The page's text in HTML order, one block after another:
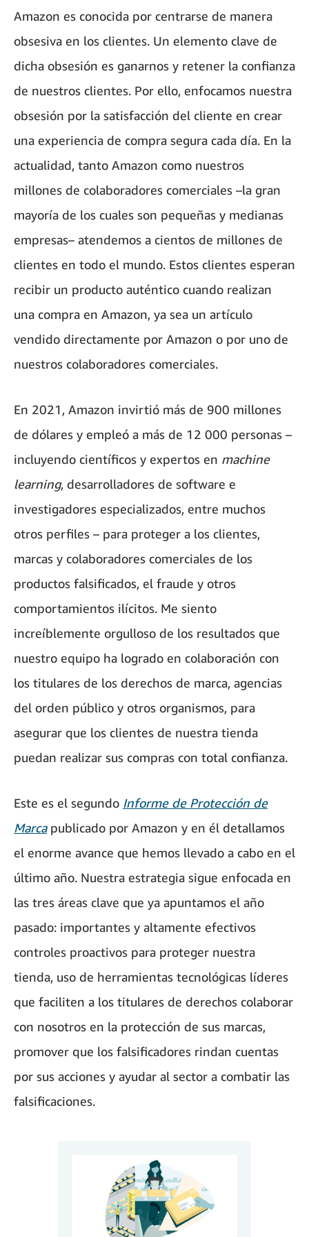
Amazon es conocida por centrarse de manera
obsesiva en los clientes. Un elemento clave de
dicha obsesión es ganarnos y retener la confianza
de nuestros clientes. Por ello, enfocamos nuestra
obsesión por la satisfacción del cliente en crear
una experiencia de compra segura cada día. En la
actualidad, tanto Amazon como nuestros
millones de colaboradores comerciales –la gran
mayoría de los cuales son pequeñas y medianas
empresas– atendemos a cientos de millones de
clientes en todo el mundo. Estos clientes esperan
recibir un producto auténtico cuando realizan
una compra en Amazon, ya sea un artículo
vendido directamente por Amazon o por uno de
nuestros colaboradores comerciales.
En 2021, Amazon invirtió más de 900 millones
de dólares y empleó a más de 12 000 personas –
incluyendo científicos y expertos en machine
learning, desarrolladores de software e
investigadores especializados, entre muchos
otros perfiles – para proteger a los clientes,
marcas y colaboradores comerciales de los
productos falsificados, el fraude y otros
comportamientos ilícitos. Me siento
increíblemente orgulloso de los resultados que
nuestro equipo ha logrado en colaboración con
los titulares de los derechos de marca, agencias
del orden público y otros organismos, para
asegurar que los clientes de nuestra tienda
puedan realizar sus compras con total confianza.
Este es el segundo Informe de Protección de
Marca publicado por Amazon y en él detallamos
el enorme avance que hemos llevado a cabo en el
último año. Nuestra estrategia sigue enfocada en
las tres áreas clave que ya apuntamos el año
pasado: importantes y altamente efectivos
controles proactivos para proteger nuestra
tienda, uso de herramientas tecnológicas líderes
que faciliten a los titulares de derechos colaborar
con nosotros en la protección de sus marcas,
promover que los falsificadores rindan cuentas
por sus acciones y ayudar al sector a combatir las
falsificaciones.